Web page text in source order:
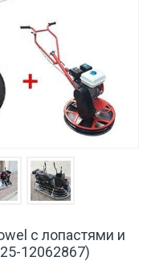
с лопастями и
12062867)